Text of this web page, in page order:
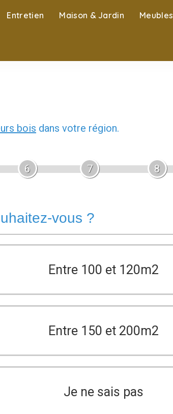
Entretien Maison & Jardin Meubles
bois dans votre région.
6 7 8
vous ?
Entre 100 et 120m2
Entre 150 et 200m2
Je ne sais pas